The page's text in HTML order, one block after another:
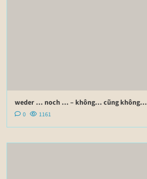
weder … noch … – không… cũng không…
0 1161